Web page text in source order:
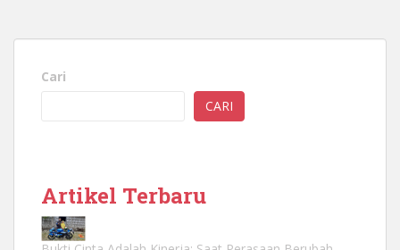
Cari
CARI
Artikel Terbaru